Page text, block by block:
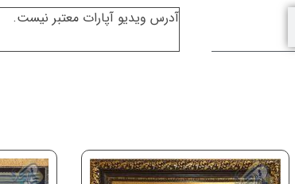
یک
طرح
آدرس ویدیو آپارات معتبر نیست.